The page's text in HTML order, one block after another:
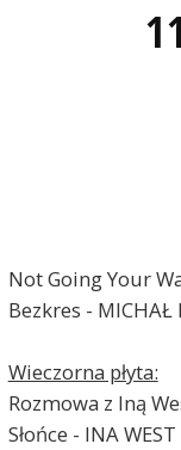
Not Going Your
Bezkres - MICHAŁ
Wieczorna płyta:
Rozmowa z Iną
Słońce - INA